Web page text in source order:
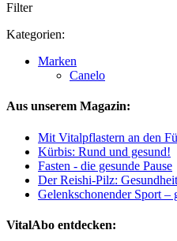
Filter
Kategorien:
Marken
Canelo
Aus unserem Magazin:
Mit Vitalpflastern an den
Kürbis: Rund und gesund!
Fasten - die gesunde Pause
Der Reishi-Pilz:
Gelenkschonender Sport –
VitalAbo entdecken: